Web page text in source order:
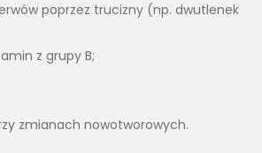
poprzez trucizny (np. dwutlenek
z grupy B;
zmianach nowotworowych.